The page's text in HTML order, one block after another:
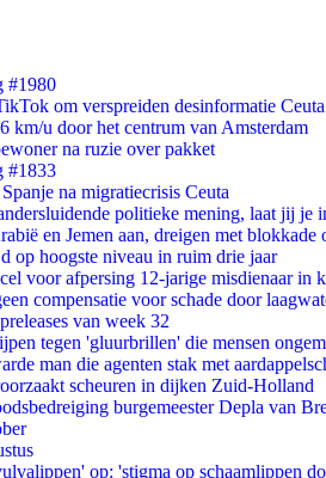
#1980
om verspreiden desinformatie Ceuta
km/u door het centrum van Amsterdam
na ruzie over pakket
#1833
na migratiecrisis Ceuta
politieke mening, laat jij je
en Jemen aan, dreigen met blokkade
op hoogste niveau in ruim drie jaar
voor afpersing 12-jarige misdienaar in
compensatie voor schade door
van week 32
tegen 'gluurbrillen' die mensen
man die agenten stak met
scheuren in dijken Zuid-Holland
burgemeester Depla van
op: 'stigma op schaamlippen